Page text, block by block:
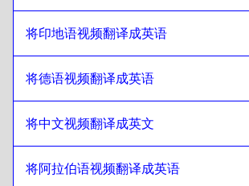
日语至英式英语
英式英语至日语
保加利亚语
波斯尼亚语至日语
将印地语视频翻译成英语
将德语视频翻译成英语
将中文视频翻译成英文
将阿拉伯语视频翻译成英语